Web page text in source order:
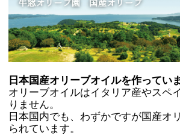
日本国産オリーブオイルを作っていま
オリーブオイルはイタリア産やスペ
りません。
日本国内でも、わずかですが国産オ
られています。